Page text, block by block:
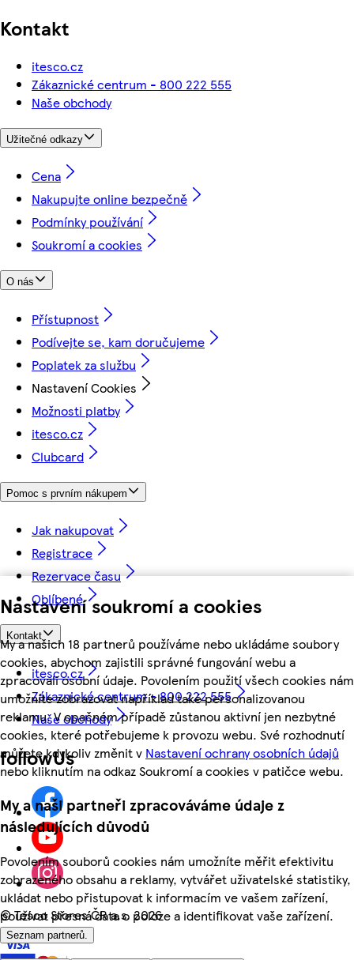
Nastavení soukromí a cookies
My a našich 18 partnerů používáme nebo ukládáme soubory
cookies, abychom zajistili správné fungování webu a
zpracovali osobní údaje. Povolením použití všech cookies nám
umožníte zobrazovat například také personalizovanou
reklamu. V opačném případě zůstanou aktivní jen nezbytné
cookies, které potřebujeme k provozu webu. Své rozhodnutí
můžete kdykoliv změnit v Nastavení ochrany osobních údajů
nebo kliknutím na odkaz Soukromí a cookies v patičce webu.
My a naši partneři zpracováváme údaje z
následujících důvodů
Povolením souborů cookies nám umožníte měřit efektivitu
zobrazeného obsahu a reklamy, vytvářet uživatelské statistiky,
ukládat nebo přistupovat k informacím ve vašem zařízení,
používat přesná data o poloze a identifikovat vaše zařízení.
Seznam partnerů.
Kontakt
itesco.cz
Zákaznické centrum - 800 222 555
Naše obchody
Užitečné odkazy
Cena
Nakupujte online bezpečně
Podmínky používání
Soukromí a cookies
O nás
Přístupnost
Podívejte se, kam doručujeme
Poplatek za službu
Nastavení Cookies
Možnosti platby
itesco.cz
Clubcard
Pomoc s prvním nákupem
Jak nakupovat
Registrace
Rezervace času
Oblíbené
Kontakt
itesco.cz
Zákaznické centrum - 800 222 555
Naše obchody
followUs
©Tesco Stores ČR a.s. 2026